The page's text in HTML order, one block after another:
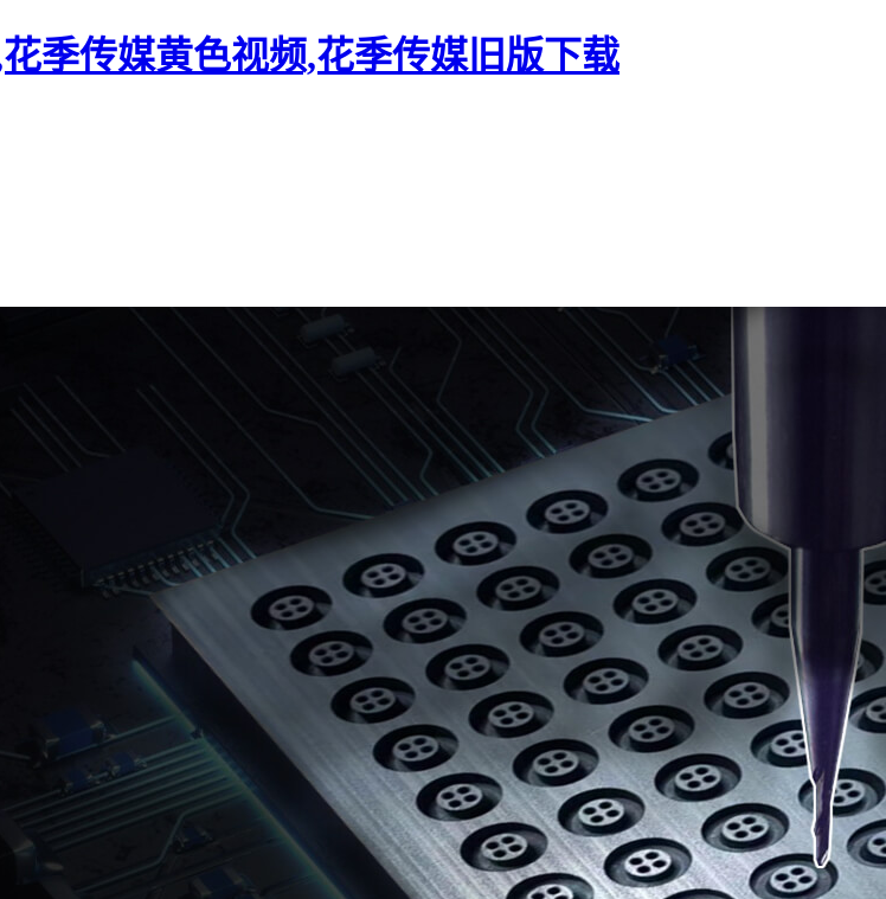
季传媒黄色视频,花季传媒旧版下载